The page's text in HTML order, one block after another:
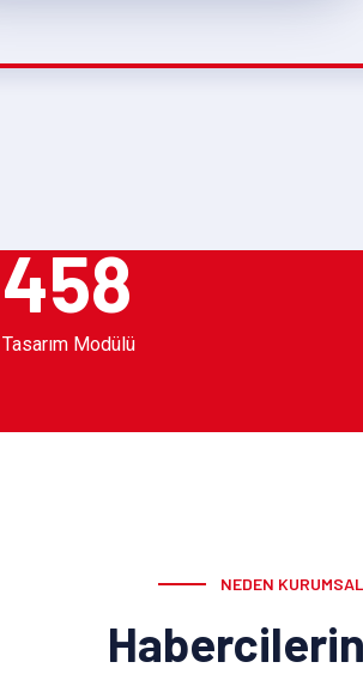
458
Tasarım Modülü
NEDEN